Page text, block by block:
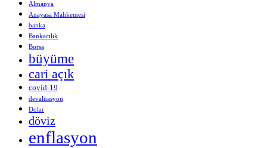
Almanya
Anayasa Mahkemesi
banka
Bankacılık
Borsa
büyüme
cari açık
covid-19
devalüasyon
Dolar
döviz
enflasyon